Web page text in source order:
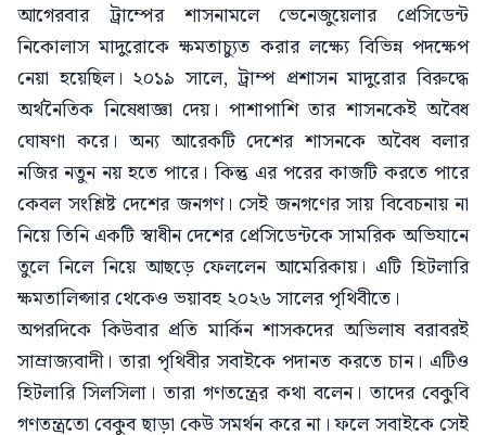
আগেরবার ট্রাম্পের শাসনামলে ভেনেজুয়েলার প্রেসিডেন্ট
নিকোলাস মাদুরোকে ক্ষমতাচ্যুত করার লক্ষ্যে বিভিন্ন পদক্ষেপ
নেয়া হয়েছিল। ২০১৯ সালে, ট্রাম্প প্রশাসন মাদুরোর বিরুদ্ধে
অর্থনৈতিক নিষেধাজ্ঞা দেয়। পাশাপাশি তার শাসনকেই অবৈধ
ঘোষণা করে। অন্য আরেকটি দেশের শাসনকে অবৈধ বলার
নজির নতুন নয় হতে পারে। কিন্তু এর পরের কাজটি করতে পারে
কেবল সংশ্লিষ্ট দেশের জনগণ। সেই জনগণের সায় বিবেচনায় না
নিয়ে তিনি একটি স্বাধীন দেশের প্রেসিডেন্টকে সামরিক অভিযানে
তুলে নিলে নিয়ে আছড়ে ফেললেন আমেরিকায়। এটি হিটলারি
ক্ষমতালিপ্সার থেকেও ভয়াবহ ২০২৬ সালের পৃথিবীতে।
অপরদিকে কিউবার প্রতি মার্কিন শাসকদের অভিলাষ বরাবরই
সাম্রাজ্যবাদী। তারা পৃথিবীর সবাইকে পদানত করতে চান। এটিও
হিটলারি সিলসিলা। তারা গণতন্ত্রের কথা বলেন। তাদের বেকুবি
গণতন্ত্রতো বেকুব ছাড়া কেউ সমর্থন করে না। ফলে সবাইকে সেই